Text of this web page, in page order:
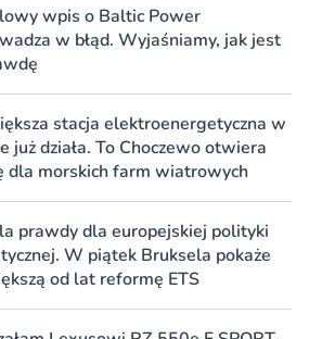
wpis o Baltic Power
w błąd. Wyjaśniamy, jak jest
stacja elektroenergetyczna w
już działa. To Choczewo otwiera
dla morskich farm wiatrowych
prawdy dla europejskiej polityki
W piątek Bruksela pokaże
od lat reformę ETS